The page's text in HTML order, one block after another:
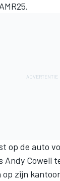
op de auto
Andy Cowell
op zijn